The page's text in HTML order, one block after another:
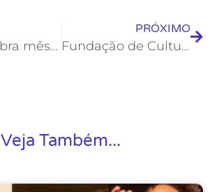
Teatro celebra mês da mulher com programação diversificada
PRÓXIMO
Fundação de Cultura promove 1º Grande Encontro de Artesãos
Veja Também...